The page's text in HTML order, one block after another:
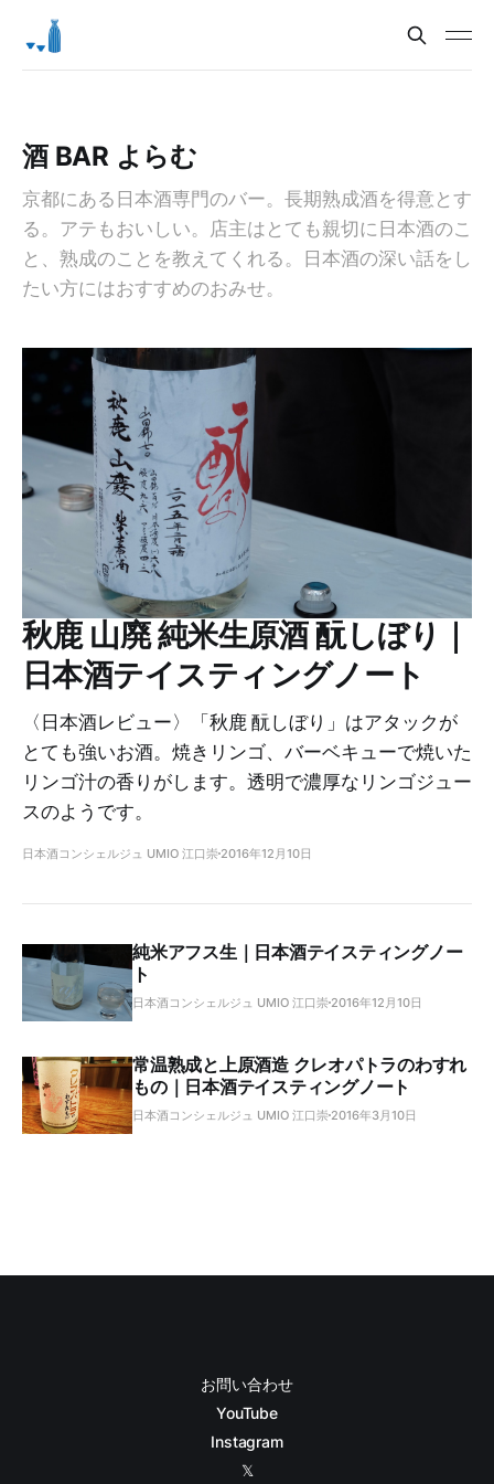
酒 BAR よらむ
京都にある日本酒専門のバー。長期熟成酒を得意とす
る。アテもおいしい。店主はとても親切に日本酒のこ
と、熟成のことを教えてくれる。日本酒の深い話をし
たい方にはおすすめのおみせ。
秋鹿 山廃 純米生原酒 酛しぼり｜
日本酒テイスティングノート
〈日本酒レビュー〉「秋鹿 酛しぼり」はアタックが
とても強いお酒。焼きリンゴ、バーベキューで焼いた
リンゴ汁の香りがします。透明で濃厚なリンゴジュー
スのようです。
日本酒コンシェルジュ UMIO 江口崇 2016年12月10日
純米アフス生｜日本酒テイスティングノー
ト
日本酒コンシェルジュ UMIO 江口崇 2016年12月10日
常温熟成と上原酒造 クレオパトラのわすれ
もの｜日本酒テイスティングノート
日本酒コンシェルジュ UMIO 江口崇 2016年3月10日
お問い合わせ
YouTube
Instagram
𝕏